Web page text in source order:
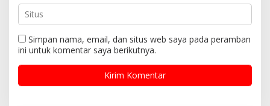
Simpan nama, email, dan situs web saya pada peramban
ini untuk komentar saya berikutnya.